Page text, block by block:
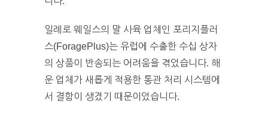
일례로 웨일스의 말 사육 업체인 포리지플러
스(ForagePlus)는 유럽에 수출한 수십 상자
의 상품이 반송되는 어려움을 겪었습니다. 해
운 업체가 새롭게 적용한 통관 처리 시스템에
서 결함이 생겼기 때문이었습니다.